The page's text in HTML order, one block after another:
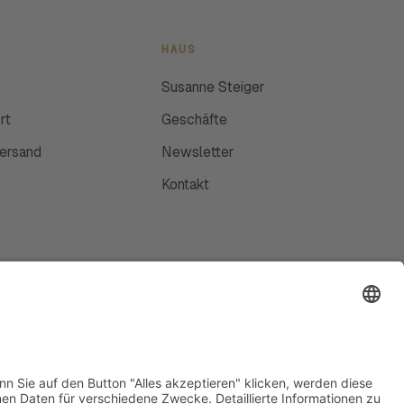
HAUS
Susanne Steiger
Geschäfte
Newsletter
Kontakt